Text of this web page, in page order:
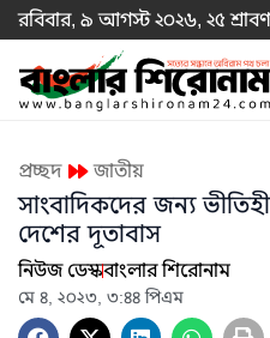
রবিবার, ৯ আগস্ট ২০২৬, ২৫
প্রচ্ছদ জাতীয়
সাংবাদিকদের জন্য
দেশের দূতাবাস
নিউজ ডেস্কবাংলার শিরোনাম
মে ৪, ২০২৩, ৩:৪৪ পিএম